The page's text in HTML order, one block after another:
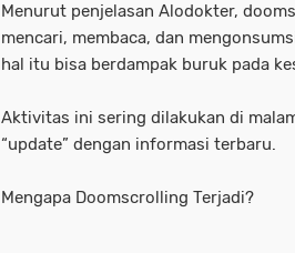
Menurut penjelasan Alodokter,
mencari, membaca, dan
hal itu bisa berdampak buruk pada
Aktivitas ini sering dilakukan di
“update” dengan informasi terbaru.
Mengapa Doomscrolling Terjadi?